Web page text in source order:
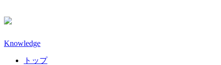
Knowledge
トップ